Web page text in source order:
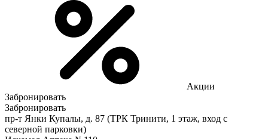
Акции
Забронировать
Забронировать
пр-т Янки Купалы, д. 87 (ТРК Тринити, 1 этаж, вход с
северной парковки)